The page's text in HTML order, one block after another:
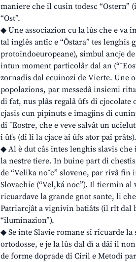
maniere che il cusin todesc “Ostern”
“Ost”.
◆ Une associazion cu la lûs che e va
tal inglês antîc e “Ôstara” tes
protoindoeuropeane), simbul ancje
intun moment particolâr dal an
zornadis dal ecuinozi de Vierte. Une
popolazions, par messedâ insiemi
di fat, nus plâs regalâ ûfs di
cjasis cun pipinuts e imagjins di
di ¯Eostre, che e veve salvât un
i ûfs (di li la cjace ai ûfs ator pai prâts).
◆ Al è dut câs intes lenghis slavis
la nestre tiere. In buine part di
de “Velika noˇc” slovene, par rivâ fin
Slovachie (“Vel,ká noc”). Il tiermin
ricuardave la grande gnot sante, li
Patriarcjât a vignivin batiâts (il rît dal
“iluminazion”).
◆ Se inte Slavie romane si ricuarde
ortodosse, e je la lûs dal dì a dâi il
de forme doprade di Ciril e Metodi